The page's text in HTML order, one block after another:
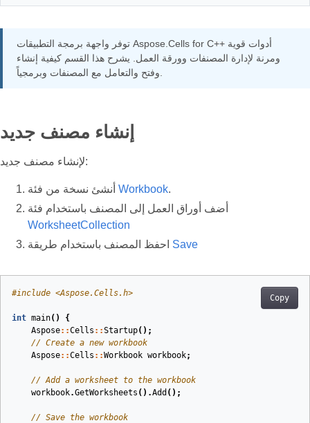
توفر واجهة برمجة التطبيقات Aspose.Cells for C++ أدوات قوية
ومرنة لإدارة المصنفات وورقة العمل. يشرح هذا القسم كيفية إنشاء
إنشاء مصنف جديد
لإنشاء مصنف جديد:
Workbook.
أضف أوراق العمل إلى المصنف باستخدام فئة
WorksheetCollection
Save
Copy
#include <Aspose.Cells.h>
int main()
{
Aspose::Cells ::Startup();
// Create a new workbook
Aspose::Cells ::Workbook workbook;
// Add a worksheet to the workbook
workbook.GetWorksheets ().Add ();
// Save the workbook